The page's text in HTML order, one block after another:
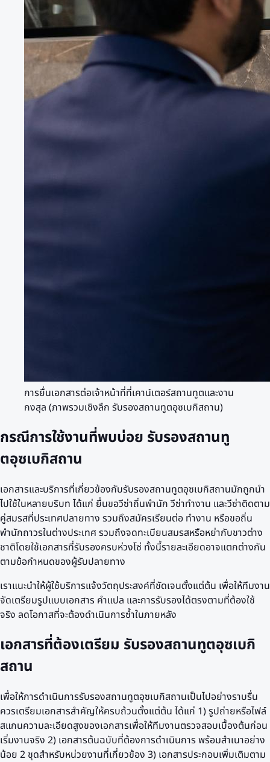
การยื่นเอกสารต่อเจ้าหน้าที่ที่เคาน์เตอร์สถานทูตและงาน
กงสุล (ภาพรวมเชิงลึก รับรองสถานทูตอุซเบกิสถาน)
กรณีการใช้งานที่พบบ่อย รับรองสถานทู
ตอุซเบกิสถาน
เอกสารและบริการที่เกี่ยวข้องกับรับรองสถานทูตอุซเบกิสถานมักถูกนำ
ไปใช้ในหลายบริบท ได้แก่ ยื่นขอวีซ่าถิ่นพำนัก วีซ่าทำงาน และวีซ่าติดตาม
คู่สมรสที่ประเทศปลายทาง รวมถึงสมัครเรียนต่อ ทำงาน หรือขอถิ่น
พำนักถาวรในต่างประเทศ รวมถึงจดทะเบียนสมรสหรือหย่ากับชาวต่าง
ชาติโดยใช้เอกสารที่รับรองครบห่วงโซ่ ทั้งนี้รายละเอียดอาจแตกต่างกัน
ตามข้อกำหนดของผู้รับปลายทาง
เราแนะนำให้ผู้ใช้บริการแจ้งวัตถุประสงค์ที่ชัดเจนตั้งแต่ต้น เพื่อให้ทีมงาน
จัดเตรียมรูปแบบเอกสาร คำแปล และการรับรองได้ตรงตามที่ต้องใช้
จริง ลดโอกาสที่จะต้องดำเนินการซ้ำในภายหลัง
เอกสารที่ต้องเตรียม รับรองสถานทูตอุซเบกิ
สถาน
เพื่อให้การดำเนินการรับรองสถานทูตอุซเบกิสถานเป็นไปอย่างราบรื่น
ควรเตรียมเอกสารสำคัญให้ครบถ้วนตั้งแต่ต้น ได้แก่ 1) รูปถ่ายหรือไฟล์
สแกนความละเอียดสูงของเอกสารเพื่อให้ทีมงานตรวจสอบเบื้องต้นก่อน
เริ่มงานจริง 2) เอกสารต้นฉบับที่ต้องการดำเนินการ พร้อมสำเนาอย่าง
น้อย 2 ชุดสำหรับหน่วยงานที่เกี่ยวข้อง 3) เอกสารประกอบเพิ่มเติมตาม